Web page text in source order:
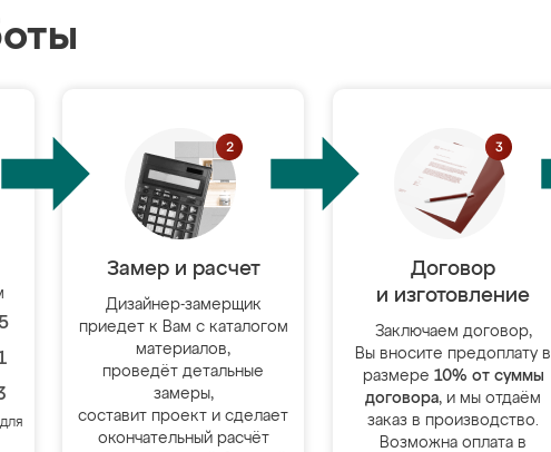
Замер и расчет
Дизайнер-замерщик
приедет к Вам с каталогом
материалов,
проведёт детальные
замеры,
составит проект и сделает
окончательный расчёт
Договор
и изготовление
Заключаем договор,
Вы вносите предоплату в
размере 10% от суммы
договора, и мы отдаём
заказ в производство.
Возможна оплата в